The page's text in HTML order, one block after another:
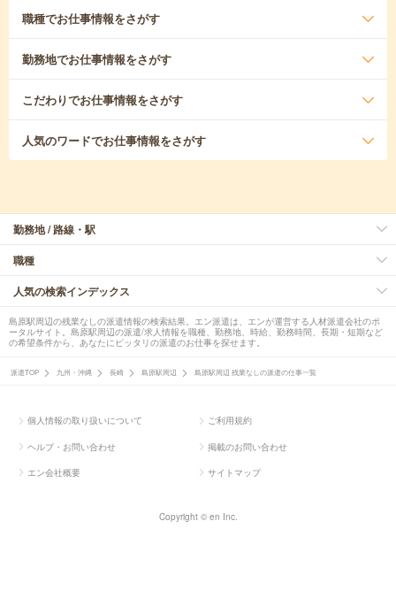
職種でお仕事情報をさがす
勤務地でお仕事情報をさがす
こだわりでお仕事情報をさがす
人気のワードでお仕事情報をさがす
勤務地 / 路線・駅
職種
人気の検索インデックス
島原駅周辺の残業なしの派遣情報の検索結果。エン派遣は、エンが運営する人材派遣会社のポ
ータルサイト。島原駅周辺の派遣/求人情報を職種、勤務地、時給、勤務時間、長期・短期など
の希望条件から、あなたにピッタリの派遣のお仕事を探せます。
派遣TOP 九州・沖縄 長崎 島原駅周辺 島原駅周辺 残業なしの派遣の仕事一覧
個人情報の取り扱いについて ご利用規約
ヘルプ・お問い合わせ 掲載のお問い合わせ
エン会社概要 サイトマップ
Copyright © en Inc.